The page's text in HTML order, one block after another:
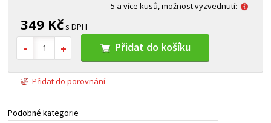
5 a více kusů, možnost vyzvednutí:
349 Kč s DPH
Přidat do košíku
Přidat do porovnání
Podobné kategorie